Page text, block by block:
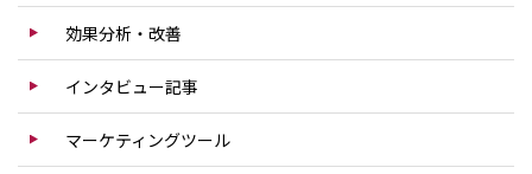
効果分析・改善
インタビュー記事
マーケティングツール